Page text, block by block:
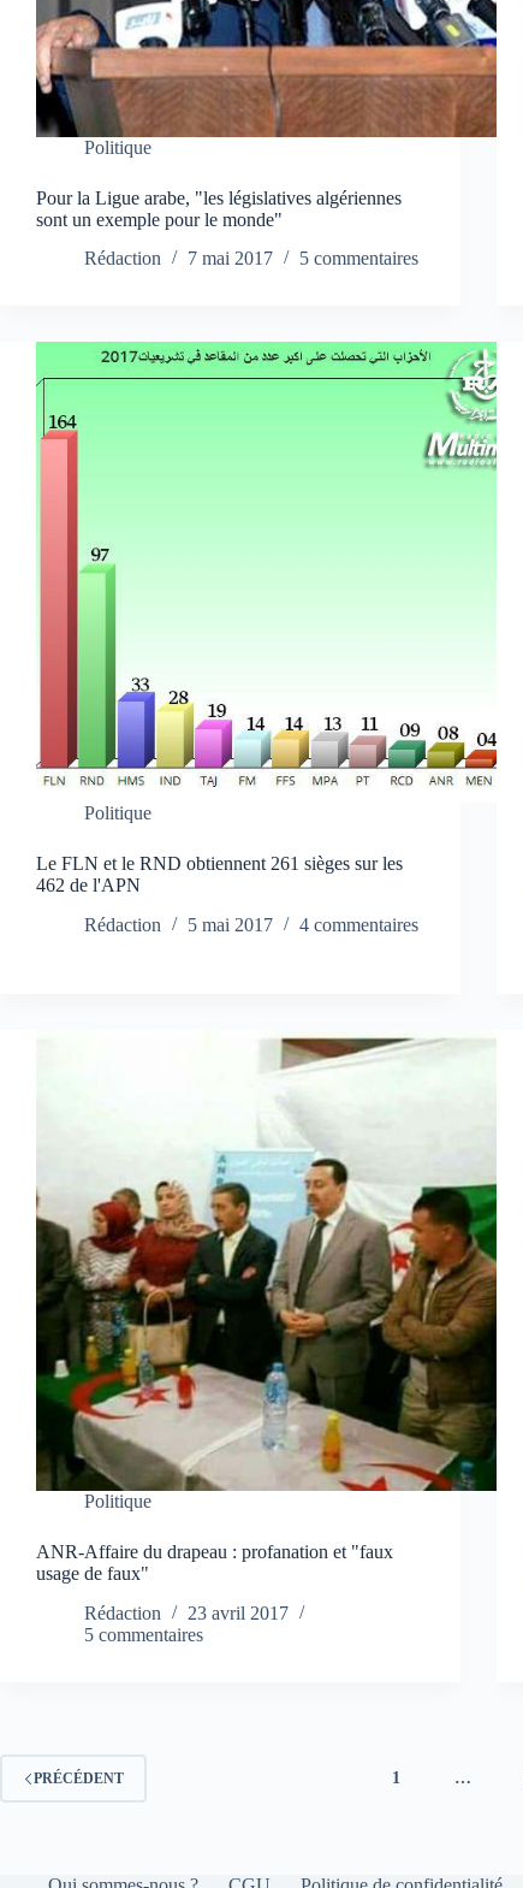
Politique
Pour la Ligue arabe, "les législatives algériennes
sont un exemple pour le monde"
Rédaction
7 mai 2017 5 commentaires
Politique
Le FLN et le RND obtiennent 261 sièges sur les
462 de l'APN
Rédaction
5 mai 2017 4 commentaires
Politique
ANR-Affaire du drapeau : profanation et "faux
usage de faux"
Rédaction
23 avril 2017
5 commentaires
PRÉCÉDENT 1 …